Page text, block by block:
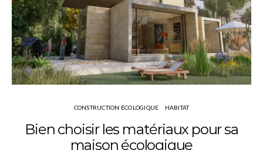
CONSTRUCTION ÉCOLOGIQUE HABITAT
Bien choisir les matériaux pour sa
maison écologique